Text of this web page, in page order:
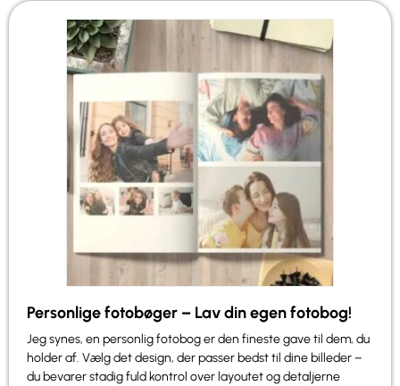
Personlige fotobøger – Lav din egen fotobog!
Jeg synes, en personlig fotobog er den fineste gave til dem, du
holder af. Vælg det design, der passer bedst til dine billeder –
du bevarer stadig fuld kontrol over layoutet og detaljerne